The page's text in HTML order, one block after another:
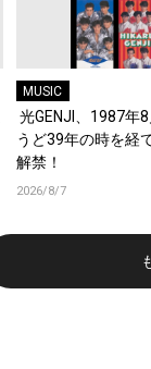
MUSIC
光GENJI、1987年
うど39年の時を経
解禁！
2026/8/7